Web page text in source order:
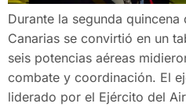
Durante la segunda
Canarias se convirtió en un
seis potencias aéreas
combate y coordinación. El
liderado por el Ejército del